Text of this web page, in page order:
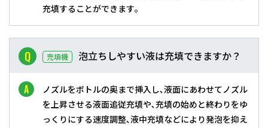
充填することができます｡
充填機 泡立ちしやすい液は充填できますか？
ノズルをボトルの奥まで挿入し､液面にあわせてノズル
を上昇させる液面追従充填や､充填の始めと終わりをゆ
っくりにする速度調整､液中充填などにより発泡を抑え